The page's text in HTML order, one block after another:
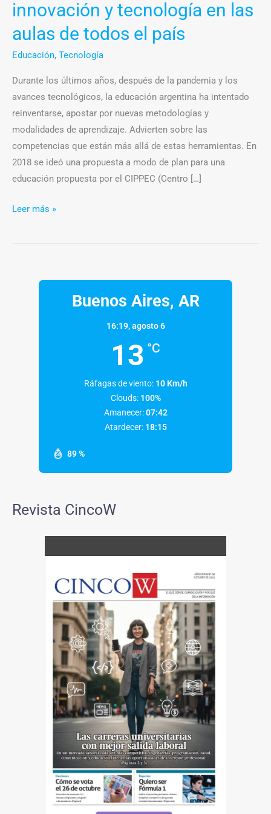
innovación y tecnología en las
aulas de todos el país
Educación, Tecnología
Durante los últimos años, después de la pandemia y los
avances tecnológicos, la educación argentina ha intentado
reinventarse, apostar por nuevas metodologías y
modalidades de aprendizaje. Advierten sobre las
competencias que están más allá de estas herramientas. En
2018 se ideó una propuesta a modo de plan para una
educación propuesta por el CIPPEC (Centro […]
todos
el
país
Leer más »
Buenos Aires, AR
16:19,agosto 6
13 °C
89 %
Ráfagas de viento: 10 Km/h
Clouds: 100%
Amanecer: 07:42
Atardecer: 18:15
Revista CincoW